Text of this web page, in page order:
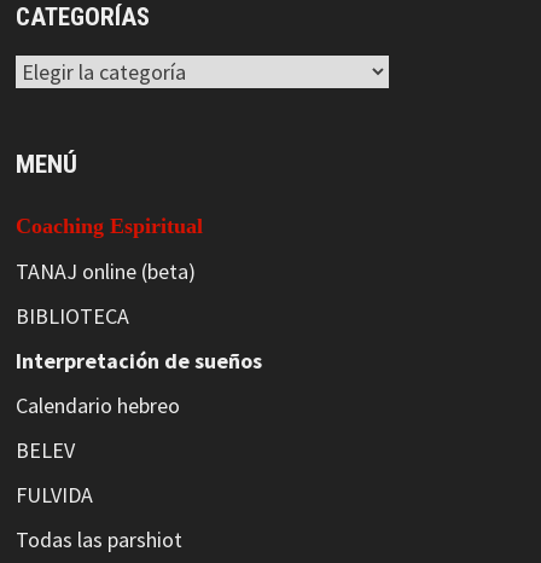
CATEGORÍAS
Categorías
MENÚ
Coaching Espiritual
TANAJ online (beta)
BIBLIOTECA
Interpretación de sueños
Calendario hebreo
BELEV
FULVIDA
Todas las parshiot